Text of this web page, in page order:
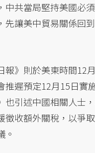
中共當局堅持美國必
先讓美中貿易關係回
報》則於美東時間12
推遲預定12月15日實
也引述中國相關人士
徵收額外關稅，以爭
。